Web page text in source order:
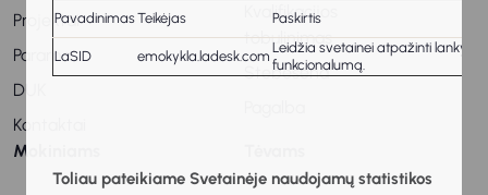
PavadinimasTeikėjas Paskirtis
LaSID emokykla.ladesk.com
Leidžia svetainei atpažinti
funkcionalumą.
Toliau pateikiame Svetainėje naudojamų statistikos
Projektai
Parama
DUK
Kontaktai
Kvalifikacijos
tobulinimas
Stebėsena
Mokiniams